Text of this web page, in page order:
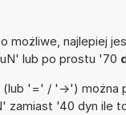
możliwe, najlepiej
lub po prostu '70
'=' / '->') można
zamiast '40 dyn ile